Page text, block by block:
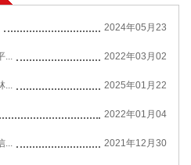
2024年05月23
2022年03月02
2025年01月22
2022年01月04
2021年12月30